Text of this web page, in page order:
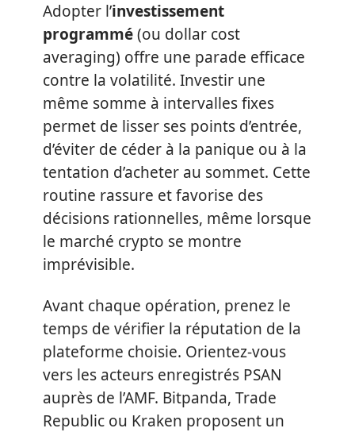
Adopter l’investissement
programmé(ou dollar cost
averaging) offre une parade efficace
contre la volatilité. Investir une
même somme à intervalles fixes
permet de lisser ses points d’entrée,
d’éviter de céder à la panique ou à la
tentation d’acheter au sommet. Cette
routine rassure et favorise des
décisions rationnelles, même lorsque
le marché crypto se montre
imprévisible.
Avant chaque opération, prenez le
temps de vérifier la réputation de la
plateforme choisie. Orientez-vous
vers les acteurs enregistrés PSAN
auprès de l’AMF. Bitpanda, Trade
Republic ou Kraken proposent un